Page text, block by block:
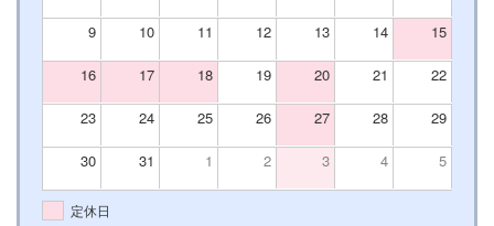
9 10 11 12 13 14 15
16 17 18 19 20 21 22
23 24 25 26 27 28 29
30 31 1 2 3 4 5
定休日